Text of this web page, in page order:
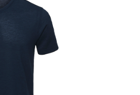
權停止該用戶之使用額度並採取法律行動。